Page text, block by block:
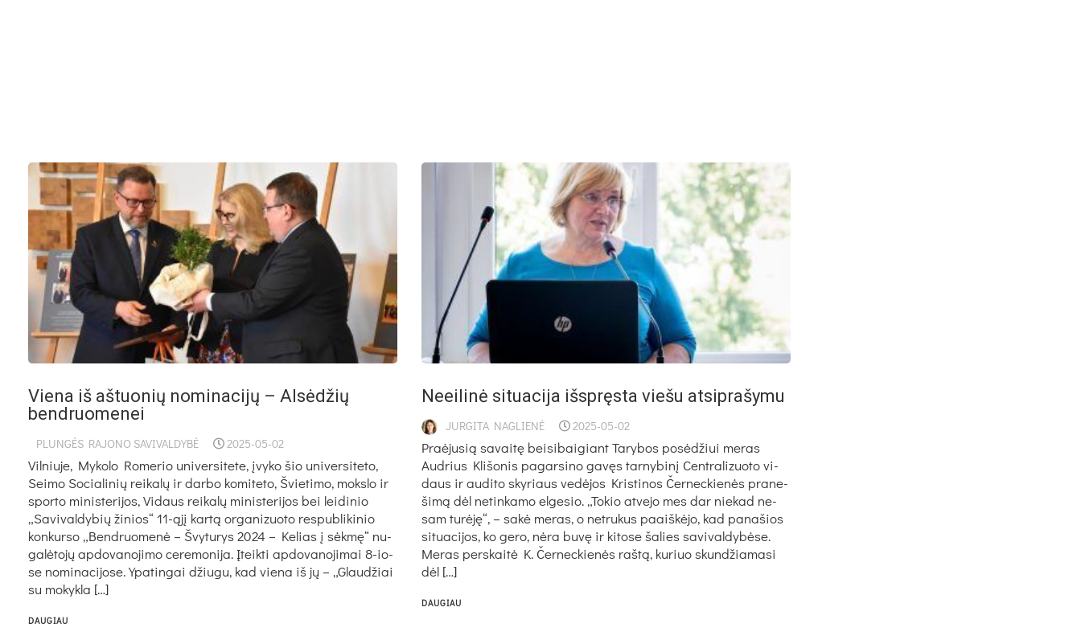
Vie­na iš aš­tuo­nių no­mi­na­ci­jų – Al­sė­džių
bend­ruo­me­nei
PLUNGĖS RAJONO SAVIVALDYBĖ 2025-05-02
Vil­niu­je, My­ko­lo Ro­me­rio uni­ver­si­te­te, įvy­ko šio uni­ver­si­te­to,
Sei­mo So­cia­li­nių rei­ka­lų ir dar­bo ko­mi­te­to, Švie­ti­mo, moks­lo ir
spor­to mi­nis­te­ri­jos, Vi­daus rei­ka­lų mi­nis­te­ri­jos bei lei­di­nio
„Sa­vi­val­dy­bių ži­nios“ 11-ąjį kar­tą or­ga­ni­zuo­to res­pub­li­ki­nio
kon­kur­so „Bend­ruo­me­nė – Švy­tu­rys 2024 – Ke­lias į sėk­mę“ nu­
ga­lė­to­jų ap­do­va­no­ji­mo ce­re­mo­ni­ja. Įteik­ti ap­do­va­no­ji­mai 8-io­
se no­mi­na­ci­jo­se. Ypa­tin­gai džiu­gu, kad vie­na iš jų – „Glau­džiai
su mo­kyk­la […]
DAUGIAU
Neei­li­nė si­tua­ci­ja iš­spręs­ta vie­šu at­si­pra­šy­mu
JURGITA NAGLIENĖ 2025-05-02
Praė­ju­sią sa­vai­tę bei­si­bai­giant Ta­ry­bos po­sė­džiui me­ras
Aud­rius Kli­šo­nis pa­gar­si­no ga­vęs tar­ny­bi­nį Cent­ra­li­zuo­to vi­
daus ir au­di­to sky­riaus ve­dė­jos Kris­ti­nos Čer­nec­kie­nės pra­ne­
ši­mą dėl ne­tin­ka­mo el­ge­sio. „To­kio at­ve­jo mes dar nie­kad ne­
sam tu­rė­ję“, – sa­kė me­ras, o ne­tru­kus paaiš­kė­jo, kad pa­na­šios
si­tua­ci­jos, ko ge­ro, nė­ra bu­vę ir ki­to­se ša­lies sa­vi­val­dy­bė­se.
Me­ras per­skai­tė K. Čer­nec­kie­nės raš­tą, ku­riuo skun­džia­ma­si
dėl […]
DAUGIAU